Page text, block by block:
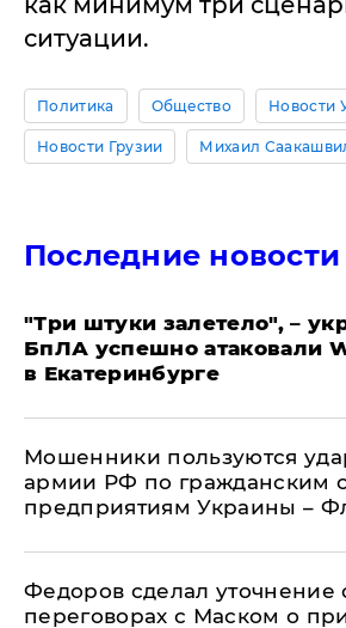
ситуации.
Политика Общество Новости
Новости Грузии Михаил
Последние новости
"Три штуки залетело", –
БпЛА успешно атаковали
в Екатеринбурге
Мошенники пользуются
армии РФ по гражданским
предприятиям Украины –
Федоров сделал уточнение
переговорах с Маском о